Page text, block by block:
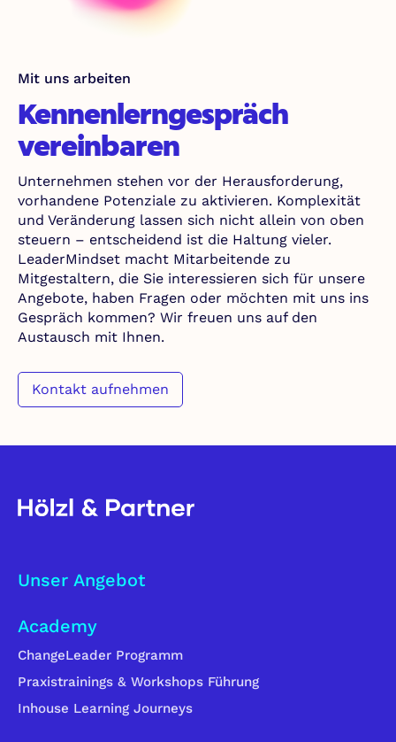
Mit uns arbeiten
Kennenlerngespräch
vereinbaren
Unternehmen stehen vor der Herausforderung,
vorhandene Potenziale zu aktivieren. Komplexität
und Veränderung lassen sich nicht allein von oben
steuern – entscheidend ist die Haltung vieler.
LeaderMindset macht Mitarbeitende zu
Mitgestaltern, die Sie interessieren sich für unsere
Angebote, haben Fragen oder möchten mit uns ins
Gespräch kommen? Wir freuen uns auf den
Austausch mit Ihnen.
Kontakt aufnehmen
Unser Angebot
Academy
ChangeLeader Programm
Praxistrainings & Workshops Führung
Inhouse Learning Journeys